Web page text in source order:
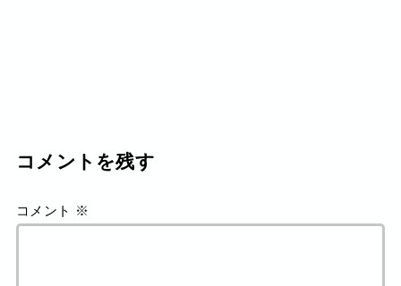
コメントを残す
コメント ※